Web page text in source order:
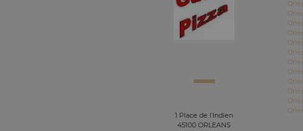
1 Place de l'Indien
45100 ORLEANS